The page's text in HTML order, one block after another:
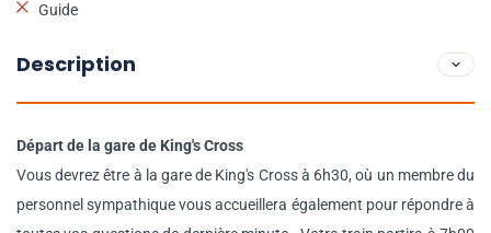
Guide
Description
Départ de la gare de King's Cross
Vous devrez être à la gare de King's Cross à 6h30, où un membre du
personnel sympathique vous accueillera également pour répondre à